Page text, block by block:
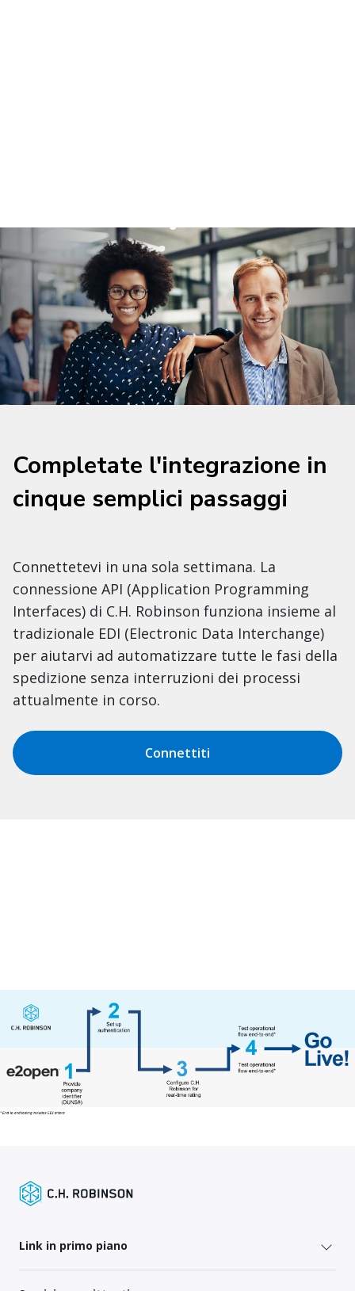
Completate l'integrazione in
cinque semplici passaggi
Connettetevi in una sola settimana. La
connessione API (Application Programming
Interfaces) di C.H. Robinson funziona insieme al
tradizionale EDI (Electronic Data Interchange)
per aiutarvi ad automatizzare tutte le fasi della
spedizione senza interruzioni dei processi
attualmente in corso.
Connettiti
Link in primo piano